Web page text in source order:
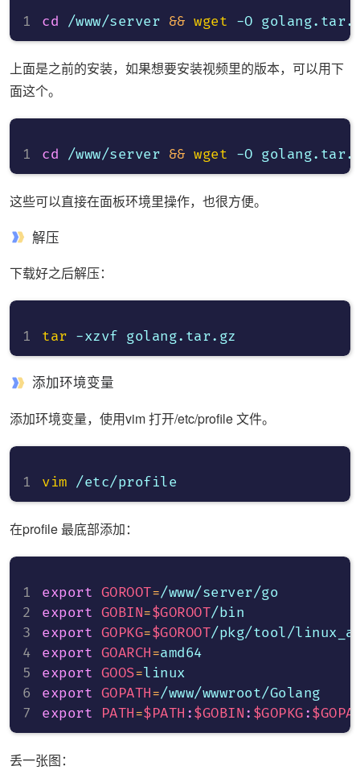
cd /www/server && wget
上面是之前的安装，如果想要安装视频里的版本，可以用下
面这个。
cd /www/server && wget
这些可以直接在面板环境里操作，也很方便。
解压
下载好之后解压：
tar
添加环境变量
添加环境变量，使用vim 打开/etc/profile 文件。
vim
在profile 最底部添加：
export GOROOT=
export GOBIN=$GOROOT
export GOPKG=$GOROOT
export GOARCH=
export GOOS=
export GOPATH=
export
PATH=$PATH :$GOBIN: $GOPKG:
丢一张图：